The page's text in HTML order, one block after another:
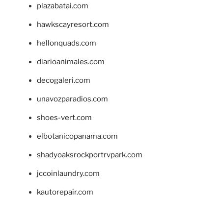
plazabatai.com
hawkscayresort.com
hellonquads.com
diarioanimales.com
decogaleri.com
unavozparadios.com
shoes-vert.com
elbotanicopanama.com
shadyoaksrockportrvpark.com
jccoinlaundry.com
kautorepair.com